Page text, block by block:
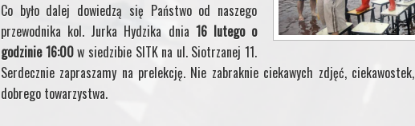
Co było dalej dowiedzą się Państwo od naszego
przewodnika kol. Jurka Hydzika dnia 16 lutego o
godzinie 16:00w siedzibie SITK na ul. Siotrzanej 11.
Serdecznie zapraszamy na prelekcję. Nie zabraknie ciekawych zdjęć,
dobrego towarzystwa.